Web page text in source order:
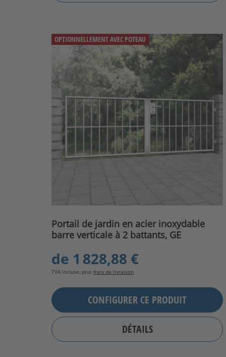
OPTIONNELLEMENT AVEC POTEAU
Portail de jardin en acier inoxydable
barre verticale à 2 battants, GE
de 1 828,88 €
TVA incluse, plus frais de livraison
CONFIGURER CE PRODUIT
DÉTAILS